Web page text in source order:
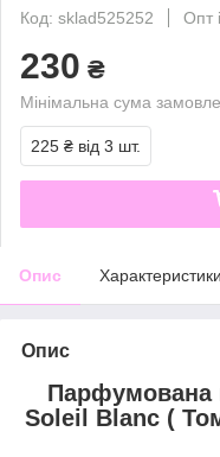
Код: sklad525252
Опт
230 ₴
Мінімальна сума
225 ₴ від 3 шт.
Опис Характеристики
Опис
Парфумована
Soleil Blanc (